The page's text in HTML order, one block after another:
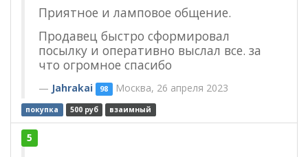
Приятное и ламповое общение.
Продавец быстро сформировал
посылку и оперативно выслал все. за
что огромное спасибо
Jahrakai 98 Москва, 26 апреля 2023
покупка 500 руб взаимный
5